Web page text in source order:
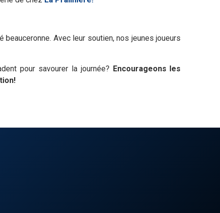
Avec leur soutien, nos jeunes joueurs
pour savourer la journée? Encourageons les